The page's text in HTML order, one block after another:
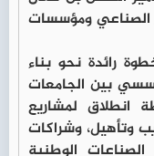
الصناعي ومؤسسات
رائدة نحو بناء
بين الجامعات
انطلاق لمشاريع
وتأهيل، وشراكات
الوطنية